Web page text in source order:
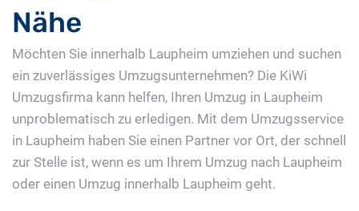
Nähe
Möchten Sie innerhalb Laupheim umziehen und suchen
ein zuverlässiges Umzugsunternehmen? Die KiWi
Umzugsfirma kann helfen, Ihren Umzug in Laupheim
unproblematisch zu erledigen. Mit dem Umzugsservice
in Laupheim haben Sie einen Partner vor Ort, der schnell
zur Stelle ist, wenn es um Ihrem Umzug nach Laupheim
oder einen Umzug innerhalb Laupheim geht.